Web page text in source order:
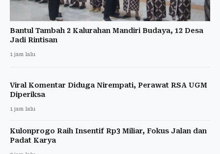
Bantul Tambah 2 Kalurahan Mandiri Budaya, 12 Desa
Jadi Rintisan
1 jam lalu
Viral Komentar Diduga Nirempati, Perawat RSA UGM
Diperiksa
1 jam lalu
Kulonprogo Raih Insentif Rp3 Miliar, Fokus Jalan dan
Padat Karya